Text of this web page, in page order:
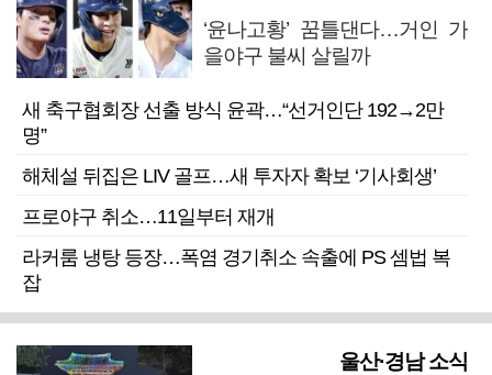
‘윤나고황’ 꿈틀댄다…거인 가
을야구 불씨 살릴까
새 축구협회장 선출 방식 윤곽…“선거인단 192→2만
명”
해체설 뒤집은 LIV 골프…새 투자자 확보 ‘기사회생’
프로야구 취소…11일부터 재개
라커룸 냉탕 등장…폭염 경기취소 속출에 PS 셈법 복
잡
울산·경남 소식